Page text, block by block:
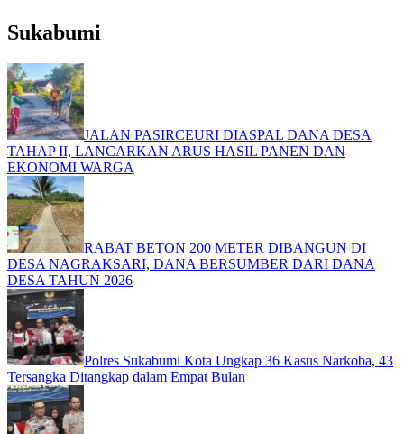
Sukabumi
JALAN PASIRCEURI DIASPAL DANA DESA
TAHAP II, LANCARKAN ARUS HASIL PANEN DAN
EKONOMI WARGA
RABAT BETON 200 METER DIBANGUN DI
DESA NAGRAKSARI, DANA BERSUMBER DARI DANA
DESA TAHUN 2026
Polres Sukabumi Kota Ungkap 36 Kasus Narkoba, 43
Tersangka Ditangkap dalam Empat Bulan